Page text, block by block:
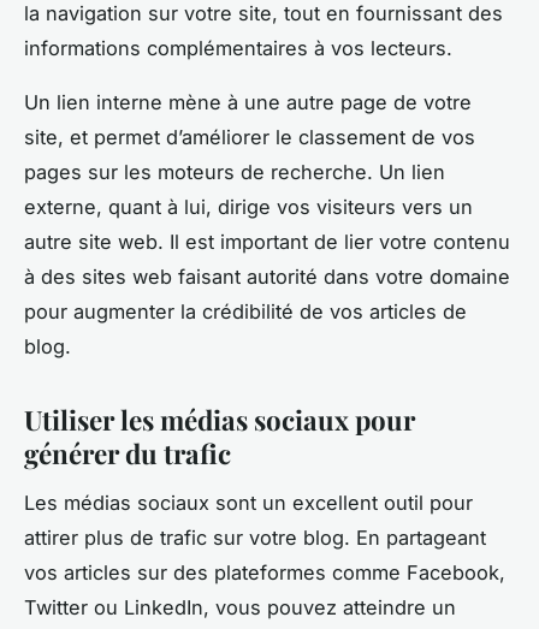
la navigation sur votre site, tout en fournissant des
informations complémentaires à vos lecteurs.
Un lien interne mène à une autre page de votre
site, et permet d’améliorer le classement de vos
pages sur les moteurs de recherche. Un lien
externe, quant à lui, dirige vos visiteurs vers un
autre site web. Il est important de lier votre contenu
à des sites web faisant autorité dans votre domaine
pour augmenter la crédibilité de vos articles de
blog.
Utiliser les médias sociaux pour
générer du trafic
Les médias sociaux sont un excellent outil pour
attirer plus de trafic sur votre blog. En partageant
vos articles sur des plateformes comme Facebook,
Twitter ou LinkedIn, vous pouvez atteindre un